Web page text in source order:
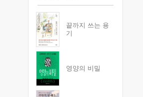
끝까지 쓰는 용
기
영양의 비밀